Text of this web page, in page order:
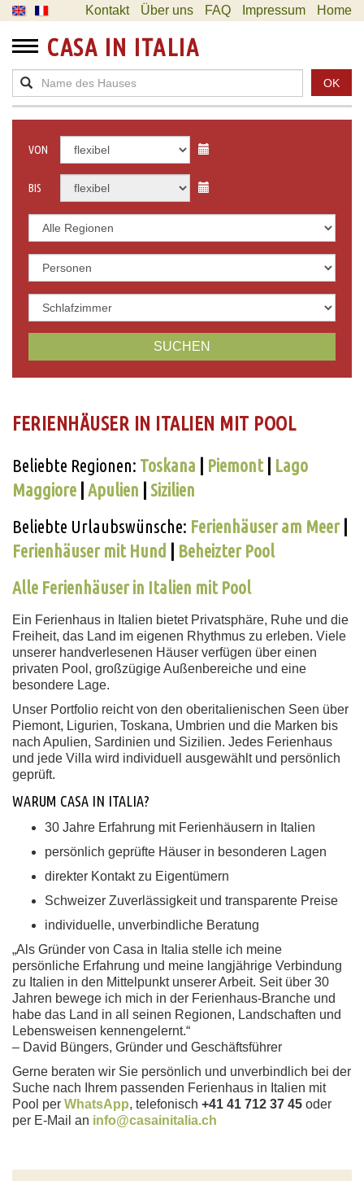
Kontakt Über uns FAQ Impressum Home
CASA IN ITALIA
OK
VON
BIS
SUCHEN
FERIENHÄUSER IN ITALIEN MIT POOL
Beliebte Regionen: Toskana Piemont| Lago
Maggiore Apulien Sizilien
Beliebte Urlaubswünsche: Ferienhäuser am Meer|
Ferienhäuser mit Hund
Beheizter Pool
Alle Ferienhäuser in Italien mit Pool
Ein Ferienhaus in Italien bietet Privatsphäre, Ruhe und die
Freiheit, das Land im eigenen Rhythmus zu erleben. Viele
unserer handverlesenen Häuser verfügen über einen
privaten Pool, großzügige Außenbereiche und eine
besondere Lage.
Unser Portfolio reicht von den oberitalienischen Seen über
Piemont, Ligurien, Toskana, Umbrien und die Marken bis
nach Apulien, Sardinien und Sizilien. Jedes Ferienhaus
und jede Villa wird individuell ausgewählt und persönlich
geprüft.
WARUM CASA IN ITALIA?
30 Jahre Erfahrung mit Ferienhäusern in Italien
persönlich geprüfte Häuser in besonderen Lagen
direkter Kontakt zu Eigentümern
Schweizer Zuverlässigkeit und transparente Preise
individuelle, unverbindliche Beratung
„Als Gründer von Casa in Italia stelle ich meine
persönliche Erfahrung und meine langjährige Verbindung
zu Italien in den Mittelpunkt unserer Arbeit. Seit über 30
Jahren bewege ich mich in der Ferienhaus-Branche und
habe das Land in all seinen Regionen, Landschaften und
Lebensweisen kennengelernt.“
– David Büngers, Gründer und Geschäftsführer
Gerne beraten wir Sie persönlich und unverbindlich bei der
Suche nach Ihrem passenden Ferienhaus in Italien mit
Pool per WhatsApp, telefonisch +41 41 712 37 45 oder
per E-Mail an info@casainitalia.ch